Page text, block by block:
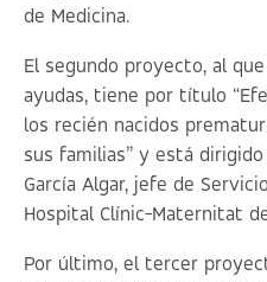
de Medicina.
El segundo proyecto, al
ayudas, tiene por título “
los recién nacidos
sus familias” y está
García Algar, jefe de
Hospital Clínic-Maternitat
Por último, el tercer